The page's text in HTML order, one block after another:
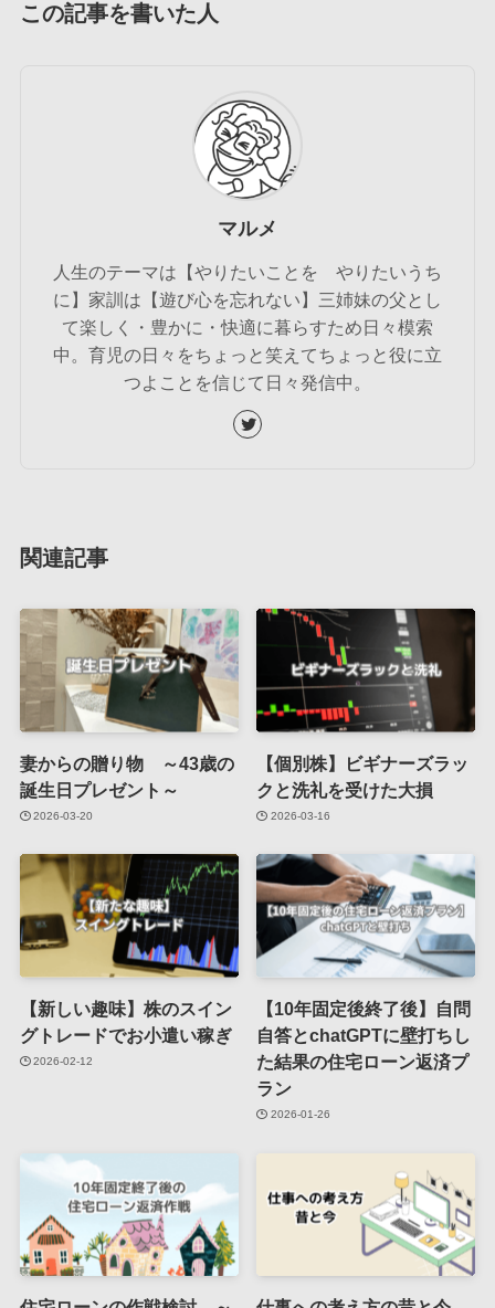
この記事を書いた人
マルメ
人生のテーマは【やりたいことを やりたいうち
に】家訓は【遊び心を忘れない】三姉妹の父とし
て楽しく・豊かに・快適に暮らすため日々模索
中。育児の日々をちょっと笑えてちょっと役に立
つよことを信じて日々発信中。
関連記事
妻からの贈り物 ～43歳の
誕生日プレゼント～
2026-03-20
【個別株】ビギナーズラッ
クと洗礼を受けた大損
2026-03-16
【新しい趣味】株のスイン
グトレードでお小遣い稼ぎ
2026-02-12
【10年固定後終了後】自問
自答とchatGPTに壁打ちし
た結果の住宅ローン返済プ
ラン
2026-01-26